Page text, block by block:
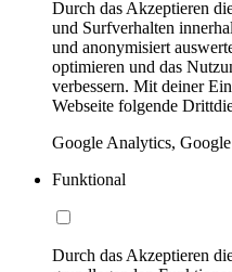
Durch das Akzeptieren
und Surfverhalten
und anonymisiert
optimieren und das
verbessern. Mit deiner
Webseite folgende
Google Analytics,
Funktional
Durch das Akzeptieren